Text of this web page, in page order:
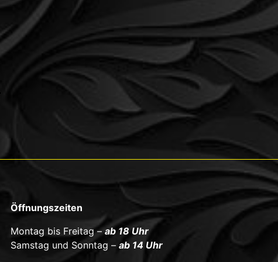
Öffnungszeiten
Montag bis Freitag –ab 18 Uhr
Samstag und Sonntag – ab 14 Uhr